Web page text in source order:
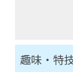
趣味・特